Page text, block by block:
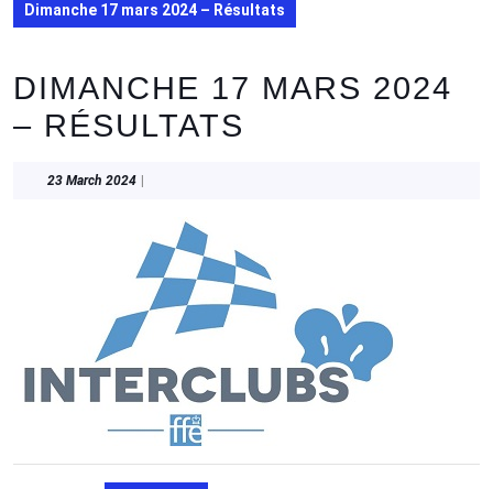
Dimanche 17 mars 2024 – Résultats
DIMANCHE 17 MARS 2024
– RÉSULTATS
23 March 202423